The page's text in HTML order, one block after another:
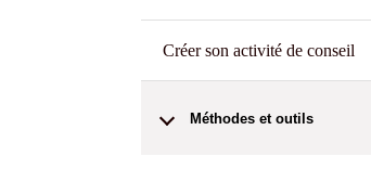
Créer son activité de conseil
Méthodes et outils